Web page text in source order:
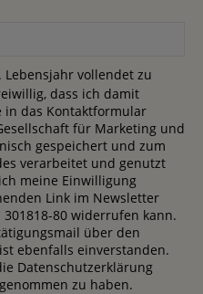
vollendet zu
dass ich damit
in das Kontaktformular
für Marketing und
gespeichert und zum
verarbeitet und genutzt
meine Einwilligung
Link im Newsletter
80 widerrufen kann.
über den
ebenfalls einverstanden.
Datenschutzerklärung
zu haben.